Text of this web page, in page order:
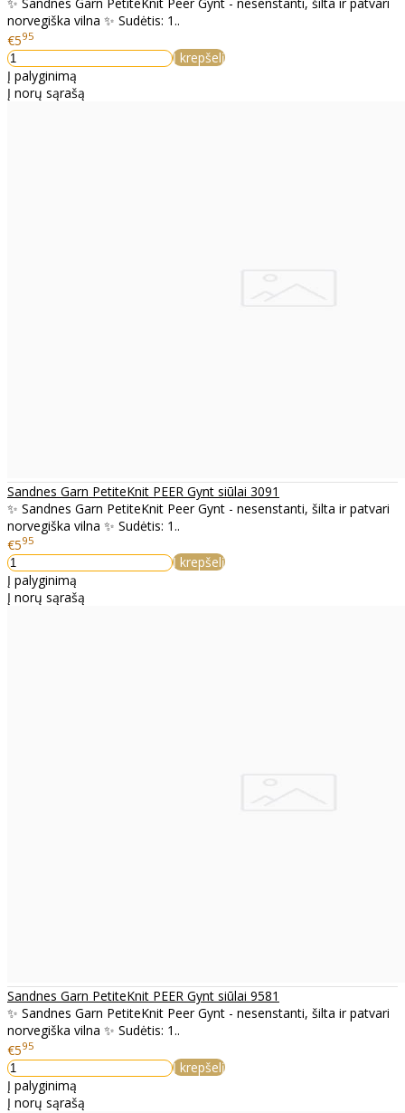
norvegiška vilna ✨ Sudėtis: 1..
€595
Į krepšelį
Į palyginimą
Į norų sąrašą
Sandnes Garn PetiteKnit PEER Gynt siūlai 3091
✨ Sandnes Garn PetiteKnit Peer Gynt - nesenstanti, šilta ir patvari
norvegiška vilna ✨ Sudėtis: 1..
€595
Į krepšelį
Į palyginimą
Į norų sąrašą
Sandnes Garn PetiteKnit PEER Gynt siūlai 9581
✨ Sandnes Garn PetiteKnit Peer Gynt - nesenstanti, šilta ir patvari
norvegiška vilna ✨ Sudėtis: 1..
€595
Į krepšelį
Į palyginimą
Į norų sąrašą